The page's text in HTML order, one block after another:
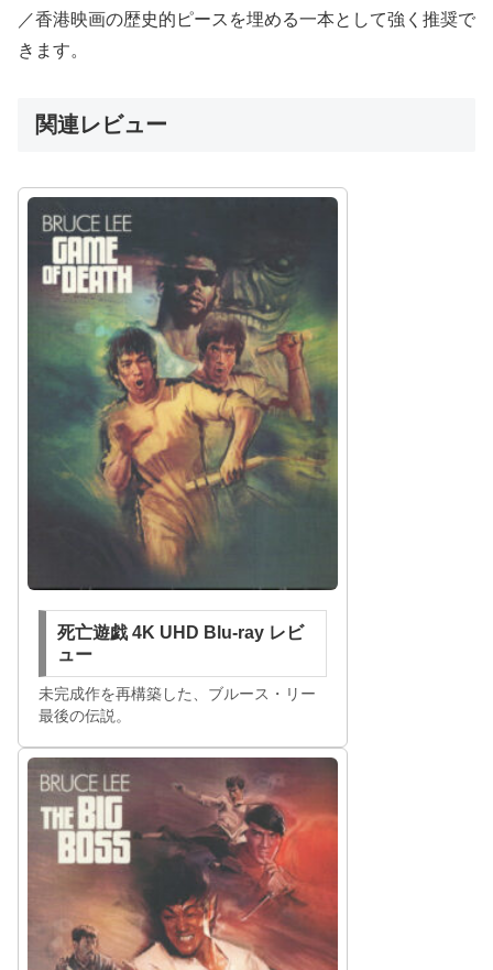
／香港映画の歴史的ピースを埋める一本として強く推奨で
きます。
関連レビュー
死亡遊戯 4K UHD Blu-ray レビ
ュー
未完成作を再構築した、ブルース・リー
最後の伝説。